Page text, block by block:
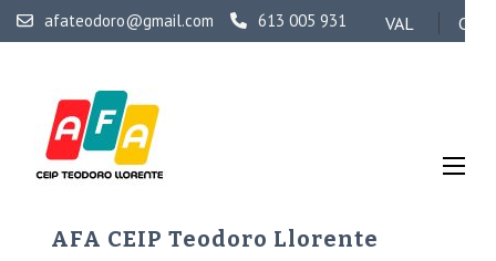
Saltar
al
(presiona
tecla
afateodoro@gmail.com 613 005 931
AFA CEIP Teodoro Llorente
VAL CAS